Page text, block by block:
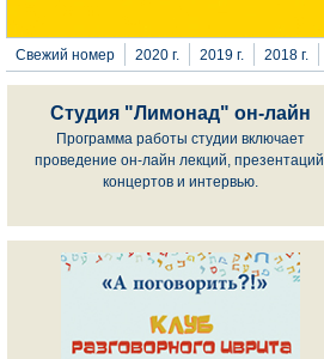
Свежий номер 2020 г. 2019 г. 2018 г.
Студия "Лимонад" он-лайн
Программа работы студии включает
проведение он-лайн лекций, презентаций,
концертов и интервью.